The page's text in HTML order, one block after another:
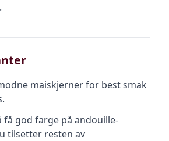
maiskjerner for best smak
få god farge på andouille-
tilsetter resten av